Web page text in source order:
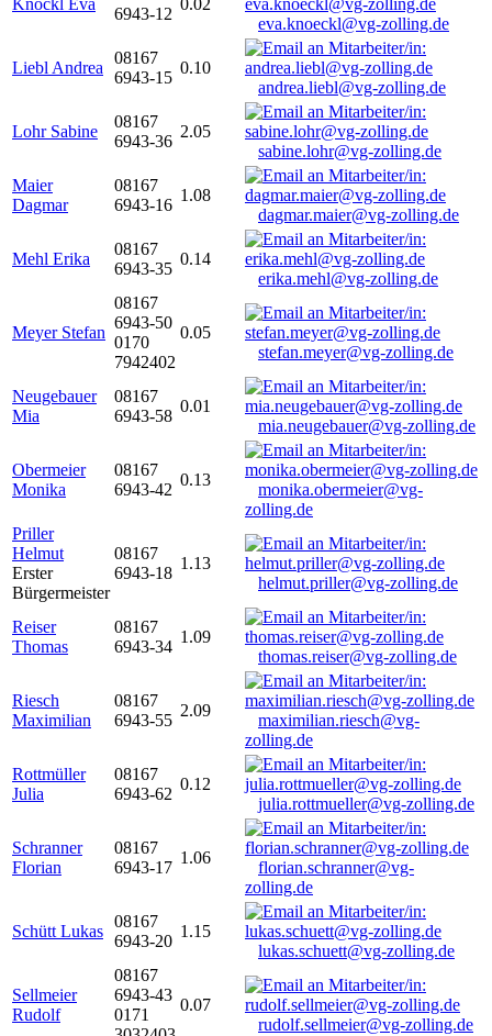
Knöckl Eva
6943-12
0.02
eva.knoeckl@vg-zolling.de
Liebl Andrea
08167
6943-15
0.10
andrea.liebl@vg-zolling.de
Lohr Sabine
08167
6943-36
2.05
sabine.lohr@vg-zolling.de
Maier
Dagmar
08167
6943-16
1.08
dagmar.maier@vg-zolling.de
Mehl Erika
08167
6943-35
0.14
erika.mehl@vg-zolling.de
Meyer Stefan
08167
6943-50
0170
7942402
0.05
stefan.meyer@vg-zolling.de
Neugebauer
Mia
08167
6943-58
0.01
mia.neugebauer@vg-zolling.de
Obermeier
Monika
08167
6943-42
0.13
monika.obermeier@vg-
zolling.de
Priller
Helmut
Erster
Bürgermeister
08167
6943-18
1.13
helmut.priller@vg-zolling.de
Reiser
Thomas
08167
6943-34
1.09
thomas.reiser@vg-zolling.de
Riesch
Maximilian
08167
6943-55
2.09
maximilian.riesch@vg-
zolling.de
Rottmüller
Julia
08167
6943-62
0.12
julia.rottmueller@vg-zolling.de
Schranner
Florian
08167
6943-17
1.06
florian.schranner@vg-
zolling.de
Schütt Lukas
08167
6943-20
1.15
lukas.schuett@vg-zolling.de
Sellmeier
Rudolf
08167
6943-43
0171
0.07
rudolf.sellmeier@vg-zolling.de